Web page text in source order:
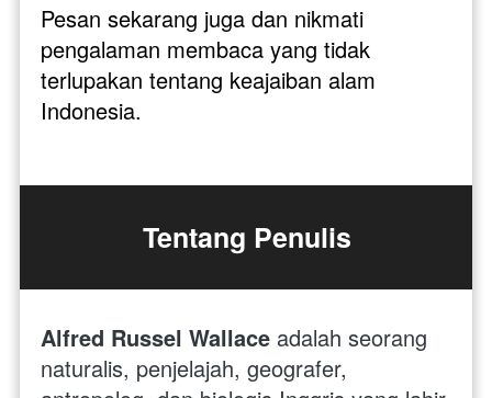
Pesan sekarang juga dan nikmati
pengalaman membaca yang tidak
terlupakan tentang keajaiban alam
Indonesia.
Tentang Penulis
Alfred Russel Wallace adalah seorang
naturalis, penjelajah, geografer,